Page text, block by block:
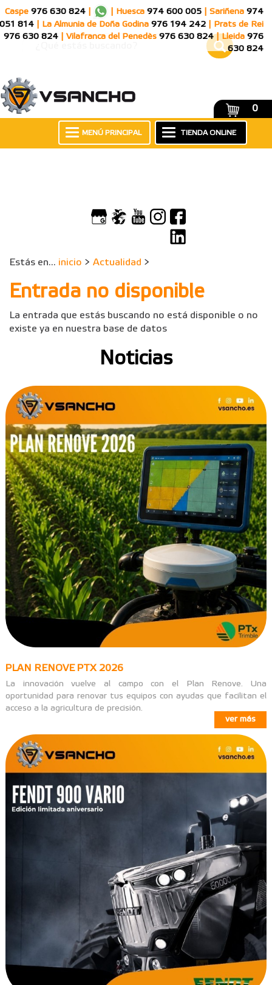
Caspe 976 630 824 Huesca 974 600 005 Sariñena 974
051 814
La Almunia de Doña Godina 976 194 242
Prats de Rei
976 630 824
Vilafranca del Penedès 976 630 824 Lleida 976
630 824
0
TIENDA ONLINE
MENÚ PRINCIPAL
Estás en... inicio > Actualidad >
Entrada no disponible
La entrada que estás buscando no está disponible o no
existe ya en nuestra base de datos
Noticias
PLAN RENOVE PTX 2026
La innovación vuelve al campo con el Plan Renove. Una
oportunidad para renovar tus equipos con ayudas que facilitan el
acceso a la agricultura de precisión.
ver más